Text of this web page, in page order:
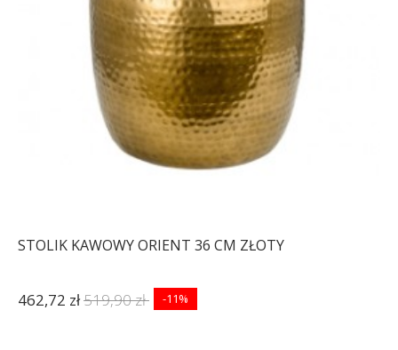
STOLIK KAWOWY ORIENT 36 CM ZŁOTY
462,72 zł519,90 zł -11%